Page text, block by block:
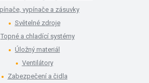
vypínače a zásuvky
Světelné zdroje
Topné a chladící systémy
Úložný materiál
Ventilátory
Zabezpečení a čidla